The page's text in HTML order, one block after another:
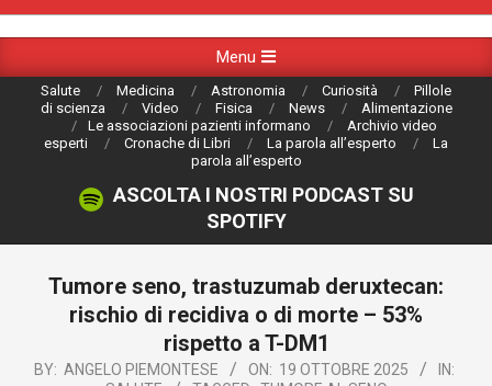
Navigation
Menu
Salute Medicina Astronomia Curiosità
Pillole
di scienza
Video Fisica News
Alimentazione
Le associazioni pazienti informano
Archivio video
esperti
Cronache di Libri La parola all’esperto
La
parola all’esperto
ASCOLTA I NOSTRI PODCAST SU
SPOTIFY
Tumore seno, trastuzumab deruxtecan:
rischio di recidiva o di morte – 53%
rispetto a T-DM1
BY: ANGELO PIEMONTESE ON: 19 OTTOBRE 2025
IN: